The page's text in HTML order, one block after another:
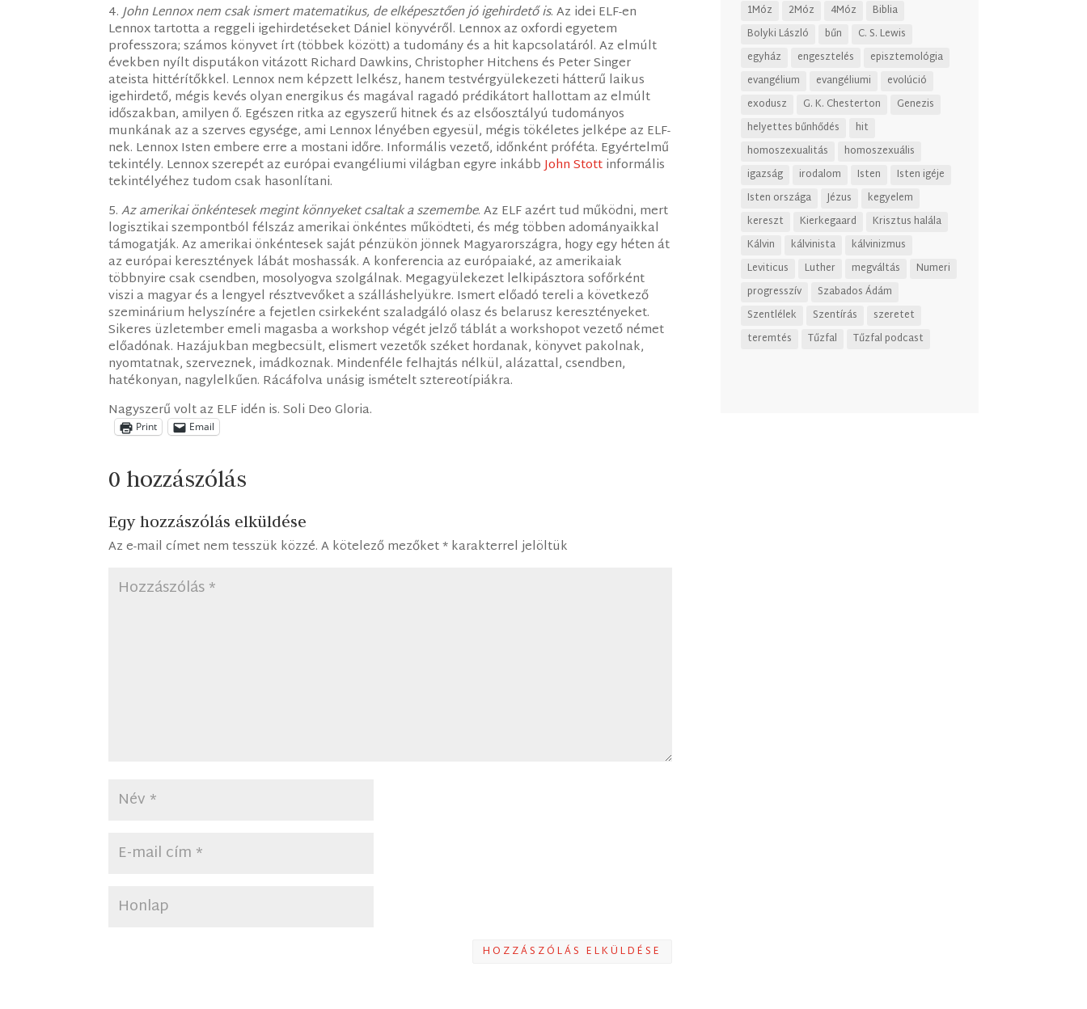
4.John Lennox nem csak ismert matematikus, de elképesztően jó igehirdető is. Az idei ELF-en
Lennox tartotta a reggeli igehirdetéseket Dániel könyvéről. Lennox az oxfordi egyetem
professzora; számos könyvet írt (többek között) a tudomány és a hit kapcsolatáról. Az elmúlt
években nyílt disputákon vitázott Richard Dawkins, Christopher Hitchens és Peter Singer
ateista hittérítőkkel. Lennox nem képzett lelkész, hanem testvérgyülekezeti hátterű laikus
igehirdető, mégis kevés olyan energikus és magával ragadó prédikátort hallottam az elmúlt
időszakban, amilyen ő. Egészen ritka az egyszerű hitnek és az elsőosztályú tudományos
munkának az a szerves egysége, ami Lennox lényében egyesül, mégis tökéletes jelképe az ELF-
nek. Lennox Isten embere erre a mostani időre. Informális vezető, időnként próféta. Egyértelmű
tekintély. Lennox szerepét az európai evangéliumi világban egyre inkábbJohn Stottinformális
tekintélyéhez tudom csak hasonlítani.
5.Az amerikai önkéntesek megint könnyeket csaltak a szemembe. Az ELF azért tud működni, mert
logisztikai szempontból félszáz amerikai önkéntes működteti, és még többen adományaikkal
támogatják. Az amerikai önkéntesek saját pénzükön jönnek Magyarországra, hogy egy héten át
az európai keresztények lábát moshassák. A konferencia az európaiaké, az amerikaiak
többnyire csak csendben, mosolyogva szolgálnak. Megagyülekezet lelkipásztora sofőrként
viszi a magyar és a lengyel résztvevőket a szálláshelyükre. Ismert előadó tereli a következő
szeminárium helyszínére a fejetlen csirkeként szaladgáló olasz és belarusz keresztényeket.
Sikeres üzletember emeli magasba a workshop végét jelző táblát a workshopot vezető német
előadónak. Hazájukban megbecsült, elismert vezetők széket hordanak, könyvet pakolnak,
nyomtatnak, szerveznek, imádkoznak. Mindenféle felhajtás nélkül, alázattal, csendben,
hatékonyan, nagylelkűen. Rácáfolva unásig ismételt sztereotípiákra.
Nagyszerű volt az ELF idén is. Soli Deo Gloria.
Print Email
0 hozzászólás
Egy hozzászólás elküldése
Az e-mail címet nem tesszük közzé. A kötelező mezőket*karakterrel jelöltük
HOZZÁSZÓLÁS ELKÜLDÉSE
1Móz 2Móz 4Móz
Biblia
Bolyki László
bűn
C. S. Lewis
egyház
engesztelés
episztemológia
evangélium
evangéliumi
evolúció
exodusz
G. K. Chesterton
Genezis
helyettes bűnhődés
hit
homoszexualitás
homoszexuális
igazság
irodalom Isten
Isten igéje
Isten országa
Jézus
kegyelem
kereszt
Kierkegaard
Krisztus halála
Kálvin
kálvinista
kálvinizmus
Leviticus
Luther megváltás
Numeri
progresszív
Szabados Ádám
Szentlélek
Szentírás
szeretet
teremtés
Tűzfal Tűzfal podcast